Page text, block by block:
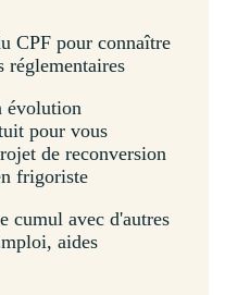
CPF pour connaître
réglementaires
évolution
pour vous
de reconversion
frigoriste
cumul avec d'autres
aides